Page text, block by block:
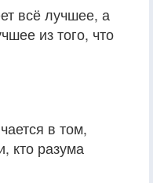
всё лучшее, а
из того, что
в том,
кто разума